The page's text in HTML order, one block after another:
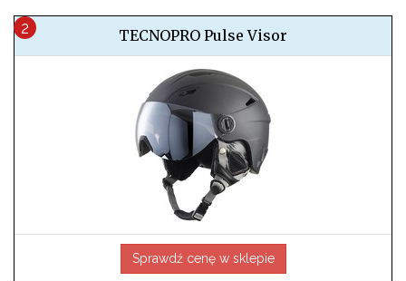
TECNOPRO Pulse Visor
Sprawdź cenę w sklepie